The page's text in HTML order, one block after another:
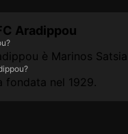
Aradippou
è Marinos
fondata nel 1929.